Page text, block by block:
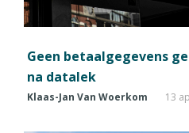
Geen betaalgegevens
na datalek
Klaas-Jan Van Woerkom 13